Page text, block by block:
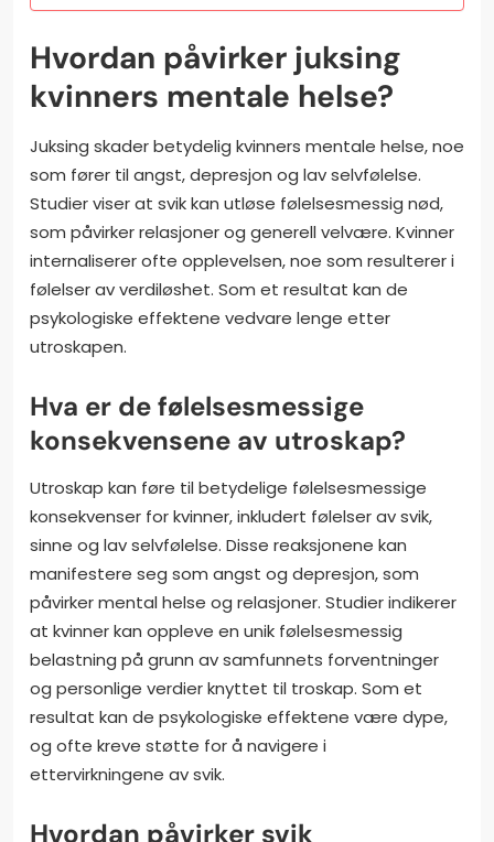
Hvordan påvirker juksing
kvinners mentale helse?
Juksing skader betydelig kvinners mentale helse, noe
som fører til angst, depresjon og lav selvfølelse.
Studier viser at svik kan utløse følelsesmessig nød,
som påvirker relasjoner og generell velvære. Kvinner
internaliserer ofte opplevelsen, noe som resulterer i
følelser av verdiløshet. Som et resultat kan de
psykologiske effektene vedvare lenge etter
utroskapen.
Hva er de følelsesmessige
konsekvensene av utroskap?
Utroskap kan føre til betydelige følelsesmessige
konsekvenser for kvinner, inkludert følelser av svik,
sinne og lav selvfølelse. Disse reaksjonene kan
manifestere seg som angst og depresjon, som
påvirker mental helse og relasjoner. Studier indikerer
at kvinner kan oppleve en unik følelsesmessig
belastning på grunn av samfunnets forventninger
og personlige verdier knyttet til troskap. Som et
resultat kan de psykologiske effektene være dype,
og ofte kreve støtte for å navigere i
ettervirkningene av svik.
Hvordan påvirker svik